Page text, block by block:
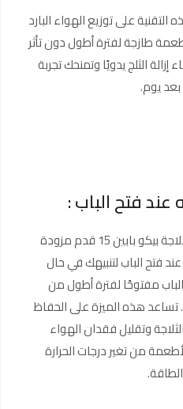
على توزيع الهواء البارد
طازجة لفترة أطول دون تأثر
الثلج يدويًا وتمنحك تجربة
بعد يوم.
عند فتح الباب :
تأتي ثلاجة بيكو بابين 15 قدم مزودة
فتح الباب لتنبيهك في حال
مفتوحًا لفترة أطول من
تساعد هذه الميزة على الحفاظ
وتقليل فقدان الهواء
من تغير درجات الحرارة